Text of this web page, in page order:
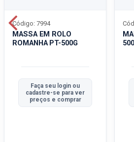
MASSA EM ROLO
ROMANHA PT-500G
Código: 7994
Faça seu login ou
cadastre-se para ver
preços e comprar